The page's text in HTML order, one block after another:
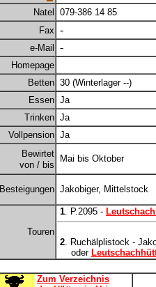
Natel
079-386 14 85
Fax -
e-Mail -
Homepage
Betten 30 (Winterlager --)
Essen Ja
Trinken Ja
Vollpension Ja
Bewirtet
von / bis
Mai bis Oktober
Besteigungen Jakobiger, Mittelstock
Touren
1. P.2095 -
2. Ruchälplistock -
oder
Zum Verzeichnis